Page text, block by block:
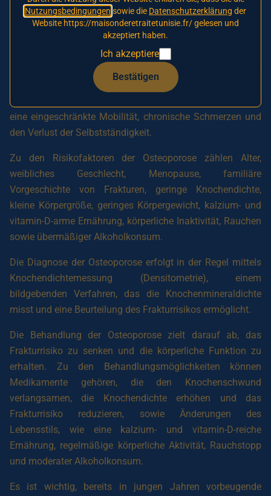
betreffen.
Der Knochenschwund verläuft in der Regel still und ohne
erkennbare Symptome, bis ein Knochenbruch auftritt.
Osteoporose-bedingte Frakturen können an der Hüfte, der
Wirbelsäule und dem Handgelenk auftreten und erhebliche
Auswirkungen auf die Lebensqualität haben, insbesondere
eine eingeschränkte Mobilität, chronische Schmerzen und
den Verlust der Selbstständigkeit.
Zu den Risikofaktoren der Osteoporose zählen Alter,
weibliches Geschlecht, Menopause, familiäre
Vorgeschichte von Frakturen, geringe Knochendichte,
kleine Körpergröße, geringes Körpergewicht, kalzium- und
vitamin-D-arme Ernährung, körperliche Inaktivität, Rauchen
sowie übermäßiger Alkoholkonsum.
Die Diagnose der Osteoporose erfolgt in der Regel mittels
Knochendichtemessung (Densitometrie), einem
bildgebenden Verfahren, das die Knochenmineraldichte
misst und eine Beurteilung des Frakturrisikos ermöglicht.
Die Behandlung der Osteoporose zielt darauf ab, das
Frakturrisiko zu senken und die körperliche Funktion zu
erhalten. Zu den Behandlungsmöglichkeiten können
Medikamente gehören, die den Knochenschwund
verlangsamen, die Knochendichte erhöhen und das
Frakturrisiko reduzieren, sowie Änderungen des
Lebensstils, wie eine kalzium- und vitamin-D-reiche
Ernährung, regelmäßige körperliche Aktivität, Rauchstopp
und moderater Alkoholkonsum.
Es ist wichtig, bereits in jungen Jahren vorbeugende
Nutzungsbedingungensowie die Datenschutzerklärung der
Website https://maisonderetraitetunisie.fr/ gelesen und
akzeptiert haben.
Ich akzeptiere
Bestätigen